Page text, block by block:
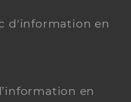
d'information en
en